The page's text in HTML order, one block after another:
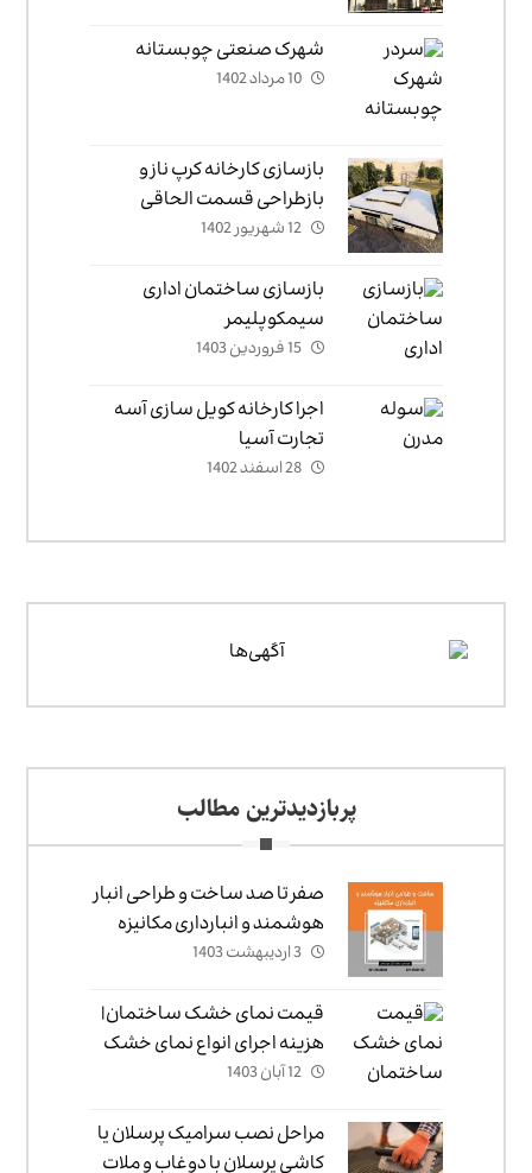
شهرک صنعتی چوبستانه
10 مرداد 1402
بازسازی کارخانه کرپ ناز و
بازطراحی قسمت الحاقی
کارخانه
12 شهریور 1402
بازسازی ساختمان اداری
سیمکوپلیمر
15 فروردین 1403
اجرا کارخانه کویل سازی آسه
تجارت آسیا
28 اسفند 1402
پربازدیدترین مطالب
صفر تا صد ساخت و طراحی انبار
هوشمند و انبارداری مکانیزه
3 اردیبهشت 1403
قیمت نمای خشک ساختمان|
هزینه اجرای انواع نمای خشک
1405 ✔️
12 آبان 1403
مراحل نصب سرامیک پرسلان یا
کاشی پرسلان با دوغاب و ملات